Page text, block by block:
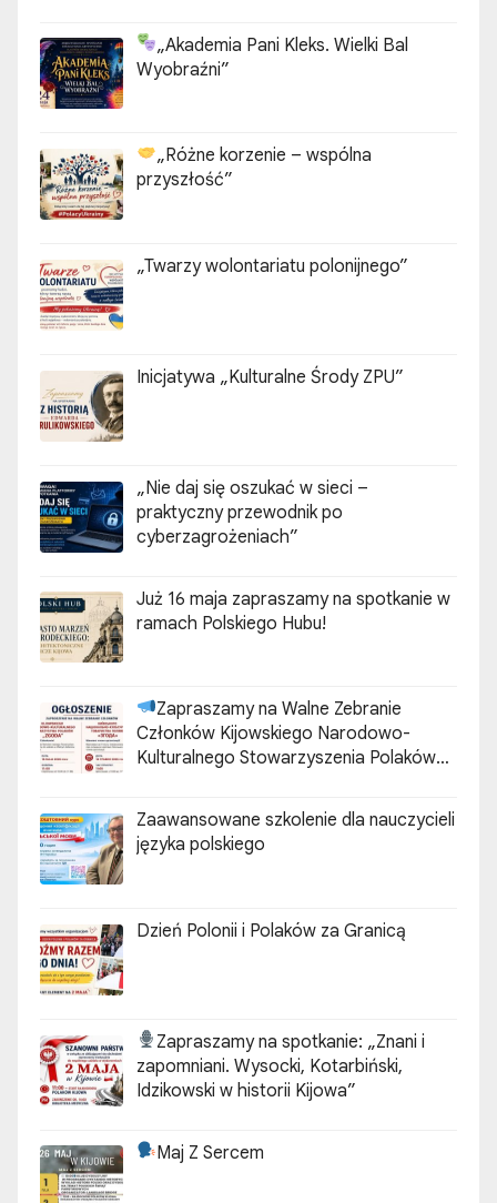
„Akademia Pani Kleks. Wielki Bal
Wyobraźni”
„Różne korzenie – wspólna
przyszłość”
„Twarzy wolontariatu polonijnego”
Inicjatywa „Kulturalne Środy ZPU”
„Nie daj się oszukać w sieci –
praktyczny przewodnik po
cyberzagrożeniach”
Już 16 maja zapraszamy na spotkanie w
ramach Polskiego Hubu!
Zapraszamy na Walne Zebranie
Członków Kijowskiego Narodowo-
Kulturalnego Stowarzyszenia Polaków
Zaawansowane szkolenie dla nauczycieli
języka polskiego
Dzień Polonii i Polaków za Granicą
Zapraszamy na spotkanie: „Znani i
zapomniani. Wysocki, Kotarbiński,
Idzikowski w historii Kijowa”
Maj Z Sercem